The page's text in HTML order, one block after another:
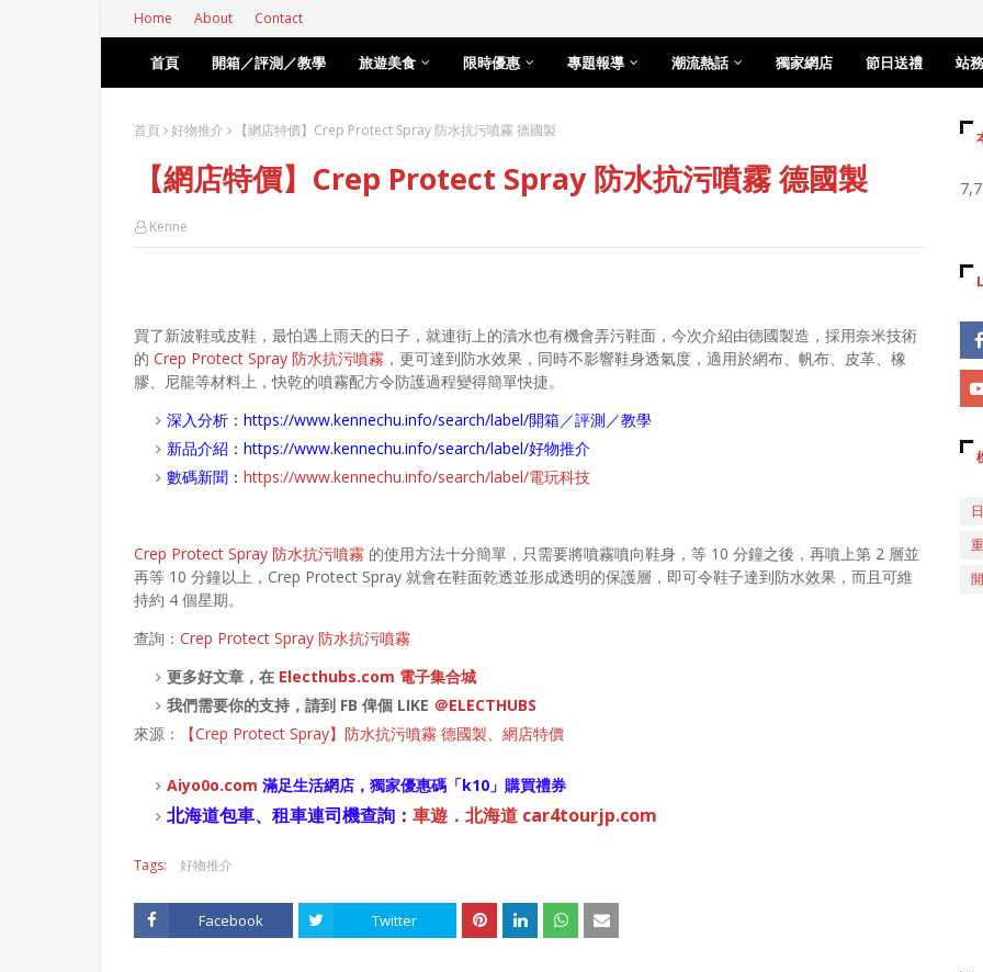
Home About Contact
首頁 開箱／評測／教學 旅遊美食 限時優惠 專題報導 潮流熱話 獨家網店 節日送禮 站
首頁 好物推介 【網店特價】Crep Protect Spray 防水抗污噴霧 德國製
【網店特價】Crep Protect Spray 防水抗污噴霧 德國製
Kenne
買了新波鞋或皮鞋，最怕遇上雨天的日子，就連街上的漬水也有機會弄污鞋面，今次介紹由德國製造，採用奈米技術
的 Crep Protect Spray 防水抗污噴霧 ，更可達到防水效果，同時不影響鞋身透氣度，適用於網布、帆布、皮革、橡
膠、尼龍等材料上，快乾的噴霧配方令防護過程變得簡單快捷。
深入分析： https://www.kennechu.info/search/label/開箱／評測／教學
新品介紹： https://www.kennechu.info/search/label/好物推介
數碼新聞： https://www.kennechu.info/search/label/電玩科技
Crep Protect Spray 防水抗污噴霧 的使用方法十分簡單，只需要將噴霧噴向鞋身，等 10 分鐘之後，再噴上第 2 層並
再等 10 分鐘以上，Crep Protect Spray 就會在鞋面乾透並形成透明的保護層，即可令鞋子達到防水效果，而且可維
持約 4 個星期。
查詢： Crep Protect Spray 防水抗污噴霧
更多好文章，在 Electhubs.com 電子集合城
我們需要你的支持，請到 FB 俾個 LIKE ＠ELECTHUBS
來源：
【Crep Protect Spray】防水抗污噴霧 德國製、網店特價
Aiyo0o.com 滿足生活網店， 獨家優惠碼「k10 」購買禮券
北海道包車、租車連司機查詢： 車遊．北海道 car4tourjp.com
Tags: 好物推介
Facebook Twitter